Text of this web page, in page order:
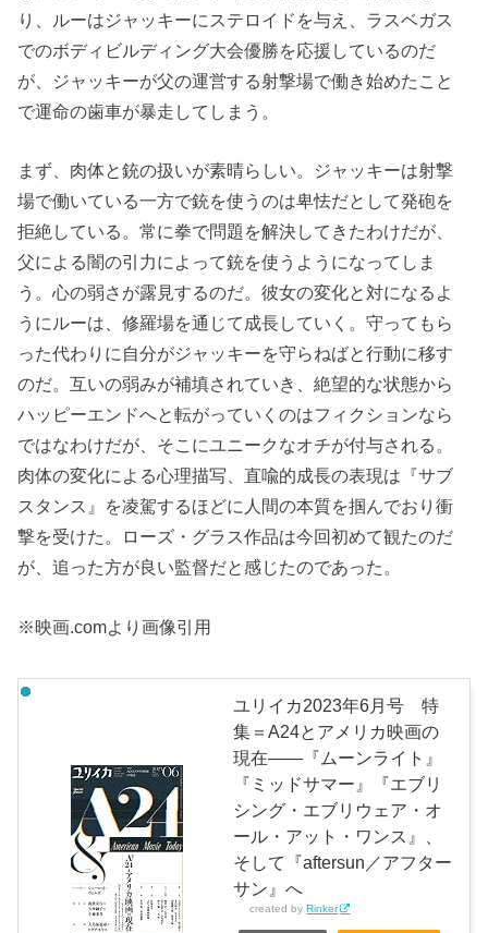
り、ルーはジャッキーにステロイドを与え、ラスベガス
でのボディビルディング大会優勝を応援しているのだ
が、ジャッキーが父の運営する射撃場で働き始めたこと
で運命の歯車が暴走してしまう。
まず、肉体と銃の扱いが素晴らしい。ジャッキーは射撃
場で働いている一方で銃を使うのは卑怯だとして発砲を
拒絶している。常に拳で問題を解決してきたわけだが、
父による闇の引力によって銃を使うようになってしま
う。心の弱さが露見するのだ。彼女の変化と対になるよ
うにルーは、修羅場を通じて成長していく。守ってもら
った代わりに自分がジャッキーを守らねばと行動に移す
のだ。互いの弱みが補填されていき、絶望的な状態から
ハッピーエンドへと転がっていくのはフィクションなら
ではなわけだが、そこにユニークなオチが付与される。
肉体の変化による心理描写、直喩的成長の表現は『サブ
スタンス』を凌駕するほどに人間の本質を掴んでおり衝
撃を受けた。ローズ・グラス作品は今回初めて観たのだ
が、追った方が良い監督だと感じたのであった。
※映画.comより画像引用
ユリイカ2023年6月号 特
集＝A24とアメリカ映画の
現在——『ムーンライト』
『ミッドサマー』『エブリ
シング・エブリウェア・オ
ール・アット・ワンス』、
そして『aftersun／アフター
サン』へ
created byRinker